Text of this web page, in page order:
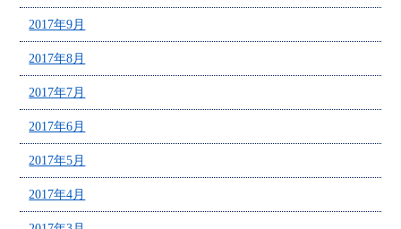
2017年9月
2017年8月
2017年7月
2017年6月
2017年5月
2017年4月